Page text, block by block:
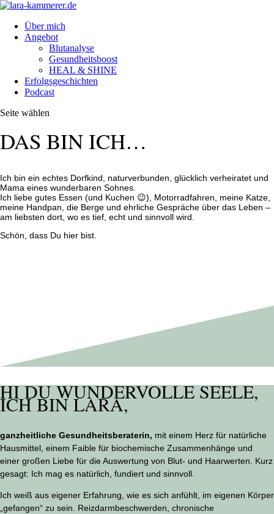
Über mich
Angebot
Blutanalyse
Gesundheitsboost
HEAL & SHINE
Erfolgsgeschichten
Podcast
Seite wählen
DAS BIN ICH…
Ich bin ein echtes Dorfkind, naturverbunden, glücklich verheiratet und
Mama eines wunderbaren Sohnes.
Ich liebe gutes Essen (und Kuchen 😉), Motorradfahren, meine Katze,
meine Handpan, die Berge und ehrliche Gespräche über das Leben –
am liebsten dort, wo es tief, echt und sinnvoll wird.
Schön, dass Du hier bist.
HI DU WUNDERVOLLE SEELE,
ICH BIN LARA,
ganzheitliche Gesundheitsberaterin, mit einem Herz für natürliche
Hausmittel, einem Faible für biochemische Zusammenhänge und
einer großen Liebe für die Auswertung von Blut- und Haarwerten. Kurz
gesagt: Ich mag es natürlich, fundiert und sinnvoll.
Ich weiß aus eigener Erfahrung, wie es sich anfühlt, im eigenen Körper
„gefangen“ zu sein. Reizdarmbeschwerden, chronische